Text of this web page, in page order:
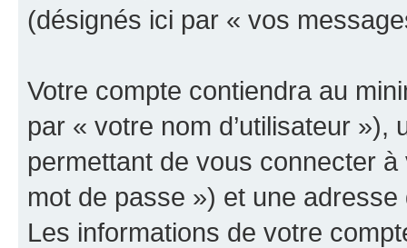
(désignés ici par « vos
Votre compte contiendra au
par « votre nom d’utilisateur
permettant de vous connecter
mot de passe ») et une
Les informations de votre